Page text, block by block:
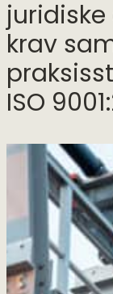
krav
ISO